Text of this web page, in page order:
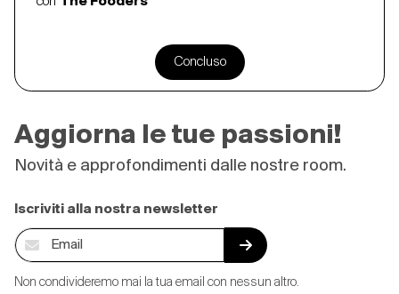
Concluso
Aggiorna le tue passioni!
Novità e approfondimenti dalle nostre room.
Iscriviti alla nostra newsletter
Non condivideremo mai la tua email con nessun altro.